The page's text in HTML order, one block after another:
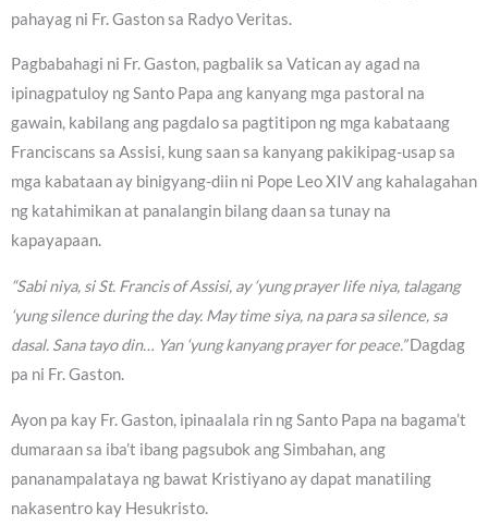
pahayag ni Fr. Gaston sa Radyo Veritas.
Pagbabahagi ni Fr. Gaston, pagbalik sa Vatican ay agad na
ipinagpatuloy ng Santo Papa ang kanyang mga pastoral na
gawain, kabilang ang pagdalo sa pagtitipon ng mga kabataang
Franciscans sa Assisi, kung saan sa kanyang pakikipag-usap sa
mga kabataan ay binigyang-diin ni Pope Leo XIV ang kahalagahan
ng katahimikan at panalangin bilang daan sa tunay na
kapayapaan.
“Sabi niya, si St. Francis of Assisi, ay ‘yung prayer life niya, talagang
‘yung silence during the day. May time siya, na para sa silence, sa
dasal. Sana tayo din… Yan ‘yung kanyang prayer for peace.”Dagdag
pa ni Fr. Gaston.
Ayon pa kay Fr. Gaston, ipinaalala rin ng Santo Papa na bagama’t
dumaraan sa iba’t ibang pagsubok ang Simbahan, ang
pananampalataya ng bawat Kristiyano ay dapat manatiling
nakasentro kay Hesukristo.